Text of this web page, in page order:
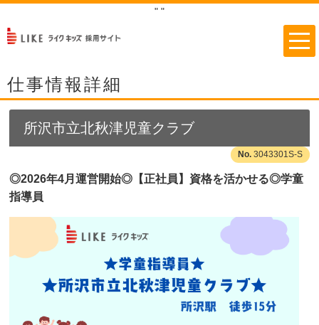
" "
仕事情報詳細
所沢市立北秋津児童クラブ
3043301S-S
◎2026年4月運営開始◎【正社員】資格を活かせる◎学童
指導員